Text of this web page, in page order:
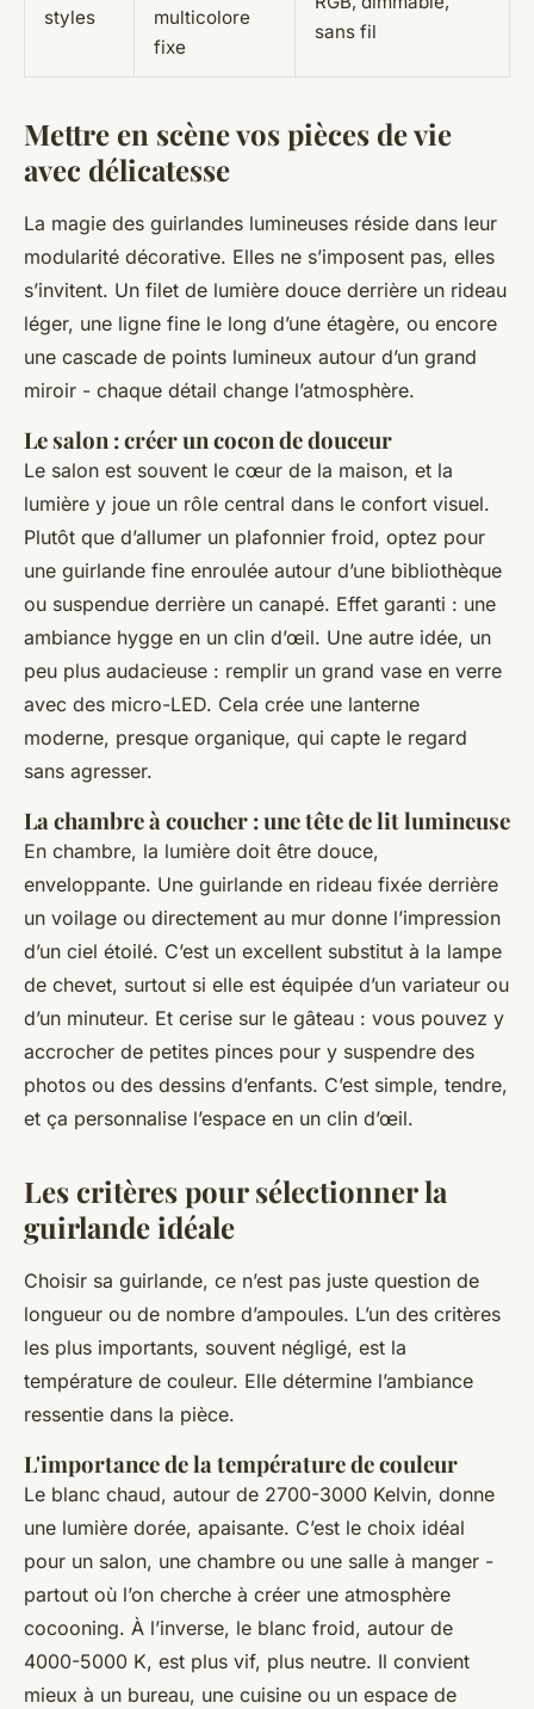
styles
multicolore
fixe
sans fil
Mettre en scène vos pièces de vie
avec délicatesse
La magie des guirlandes lumineuses réside dans leur
modularité décorative. Elles ne s’imposent pas, elles
s’invitent. Un filet de lumière douce derrière un rideau
léger, une ligne fine le long d’une étagère, ou encore
une cascade de points lumineux autour d’un grand
miroir - chaque détail change l’atmosphère.
Le salon : créer un cocon de douceur
Le salon est souvent le cœur de la maison, et la
lumière y joue un rôle central dans le confort visuel.
Plutôt que d’allumer un plafonnier froid, optez pour
une guirlande fine enroulée autour d’une bibliothèque
ou suspendue derrière un canapé. Effet garanti : une
ambiance hygge en un clin d’œil. Une autre idée, un
peu plus audacieuse : remplir un grand vase en verre
avec des micro-LED. Cela crée une lanterne
moderne, presque organique, qui capte le regard
sans agresser.
La chambre à coucher : une tête de lit lumineuse
En chambre, la lumière doit être douce,
enveloppante. Une guirlande en rideau fixée derrière
un voilage ou directement au mur donne l’impression
d’un ciel étoilé. C’est un excellent substitut à la lampe
de chevet, surtout si elle est équipée d’un variateur ou
d’un minuteur. Et cerise sur le gâteau : vous pouvez y
accrocher de petites pinces pour y suspendre des
photos ou des dessins d’enfants. C’est simple, tendre,
et ça personnalise l’espace en un clin d’œil.
Les critères pour sélectionner la
guirlande idéale
Choisir sa guirlande, ce n’est pas juste question de
longueur ou de nombre d’ampoules. L’un des critères
les plus importants, souvent négligé, est la
température de couleur. Elle détermine l’ambiance
ressentie dans la pièce.
L'importance de la température de couleur
Le blanc chaud, autour de 2700-3000 Kelvin, donne
une lumière dorée, apaisante. C’est le choix idéal
pour un salon, une chambre ou une salle à manger -
partout où l’on cherche à créer une atmosphère
cocooning. À l’inverse, le blanc froid, autour de
4000-5000 K, est plus vif, plus neutre. Il convient
mieux à un bureau, une cuisine ou un espace de